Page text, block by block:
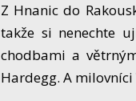
Z Hnanic do
takže si nenechte
chodbami a
Hardegg. A